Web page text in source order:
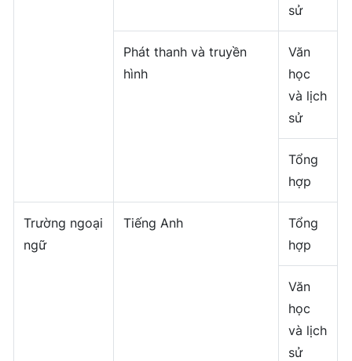
sử
Phát thanh và truyền
hình
Văn
học
và lịch
sử
Tổng
hợp
Trường ngoại
ngữ
Tiếng Anh
Tổng
hợp
Văn
học
và lịch
sử